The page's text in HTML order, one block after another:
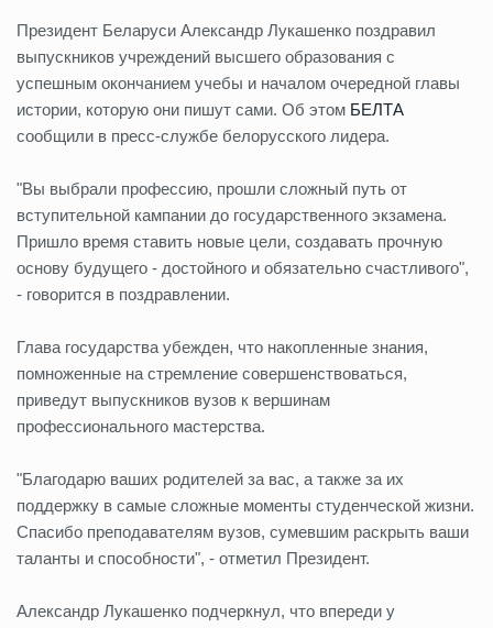
Президент Беларуси Александр Лукашенко поздравил
выпускников учреждений высшего образования с
успешным окончанием учебы и началом очередной главы
истории, которую они пишут сами. Об этом БЕЛТА
сообщили в пресс-службе белорусского лидера.
"Вы выбрали профессию, прошли сложный путь от
вступительной кампании до государственного экзамена.
Пришло время ставить новые цели, создавать прочную
основу будущего - достойного и обязательно счастливого",
- говорится в поздравлении.
Глава государства убежден, что накопленные знания,
помноженные на стремление совершенствоваться,
приведут выпускников вузов к вершинам
профессионального мастерства.
"Благодарю ваших родителей за вас, а также за их
поддержку в самые сложные моменты студенческой жизни.
Спасибо преподавателям вузов, сумевшим раскрыть ваши
таланты и способности", - отметил Президент.
Александр Лукашенко подчеркнул, что впереди у